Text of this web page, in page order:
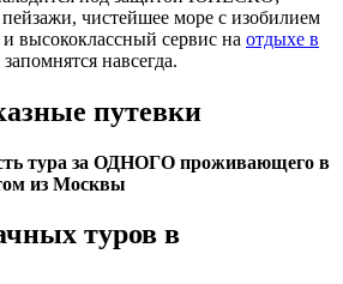
чистейшее море с изобилием
высококлассный сервис на отдыхе в
навсегда.
путевки
тура за ОДНОГО проживающего в
из Москвы
туров в